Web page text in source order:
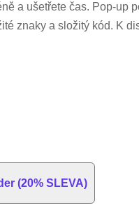
a ušetřete čas. Pop-up
znaky a složitý kód. K
(20% SLEVA)